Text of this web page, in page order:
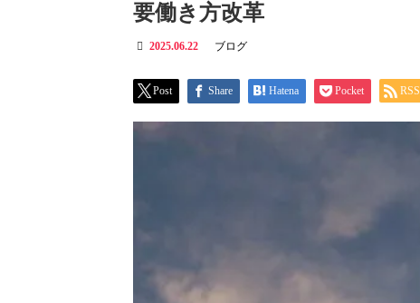
要働き方改革
2025.06.22 ブログ
Post Share Hatena Pocket RSS